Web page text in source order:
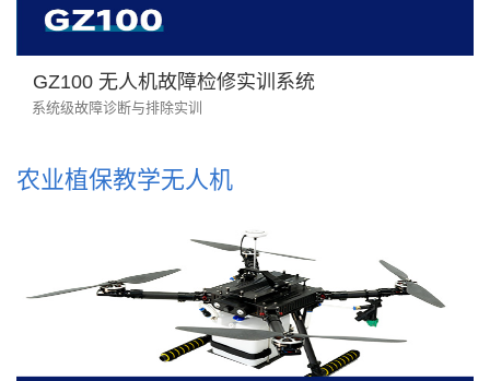
GZ100 无人机故障检修实训系统
系统级故障诊断与排除实训
农业植保教学无人机